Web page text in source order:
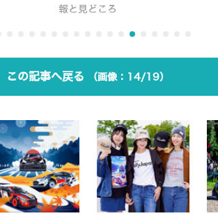
報と見どころ
この記事へ戻る 14/19